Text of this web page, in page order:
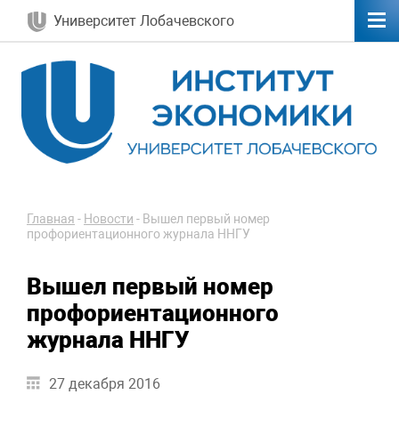
Университет Лобачевского
Главная - Новости - Вышел первый номер
профориентационного журнала ННГУ
Вышел первый номер
профориентационного
журнала ННГУ
27 декабря 2016